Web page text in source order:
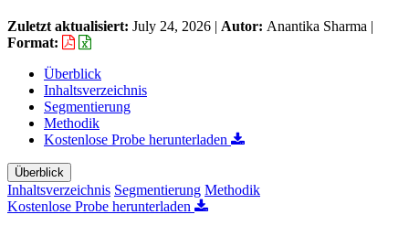
Zuletzt aktualisiert: July 24, 2026 | Autor: Anantika Sharma |
Format:
Überblick
Inhaltsverzeichnis
Segmentierung
Methodik
Kostenlose Probe herunterladen
Überblick
Inhaltsverzeichnis Segmentierung Methodik
Kostenlose Probe herunterladen